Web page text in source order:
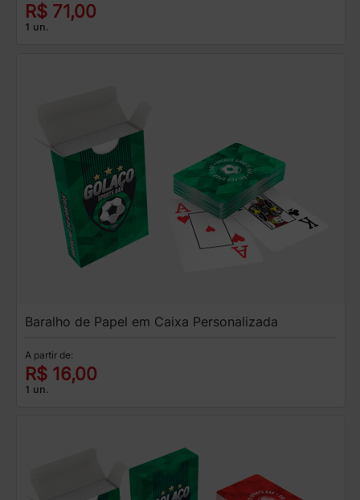
R$ 71,00
1 un.
Baralho de Papel em Caixa Personalizada
A partir de:
R$ 16,00
1 un.